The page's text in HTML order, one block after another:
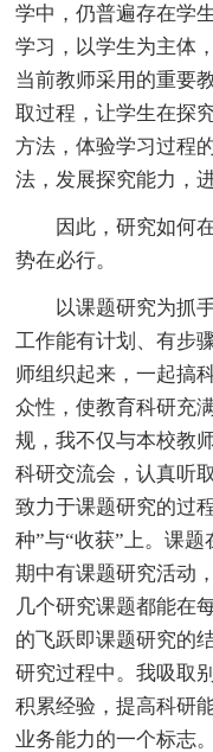
学中，仍普遍存在学
学习，以学生为主体
当前教师采用的重要
取过程，让学生在探
方法，体验学习过程
法，发展探究能力，
因此，研究如何在
势在必行。
以课题研究为抓手
工作能有计划、有步
师组织起来，一起搞
众性，使教育科研充
规，我不仅与本校教
科研交流会，认真听
致力于课题研究的过
种”与“收获”上。课
期中有课题研究活动
几个研究课题都能在
的飞跃即课题研究的
研究过程中。我吸取
积累经验，提高科研
业务能力的一个标志